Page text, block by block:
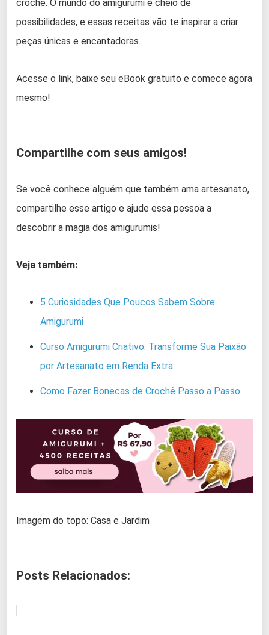
crochê. O mundo do amigurumi é cheio de
possibilidades, e essas receitas vão te inspirar a criar
peças únicas e encantadoras.
Acesse o link, baixe seu eBook gratuito e comece agora
mesmo!
Compartilhe com seus amigos!
Se você conhece alguém que também ama artesanato,
compartilhe esse artigo e ajude essa pessoa a
descobrir a magia dos amigurumis!
Veja também:
5 Curiosidades Que Poucos Sabem Sobre
Amigurumi
Curso Amigurumi Criativo: Transforme Sua Paixão
por Artesanato em Renda Extra
Como Fazer Bonecas de Crochê Passo a Passo
Imagem do topo: Casa e Jardim
Posts Relacionados: